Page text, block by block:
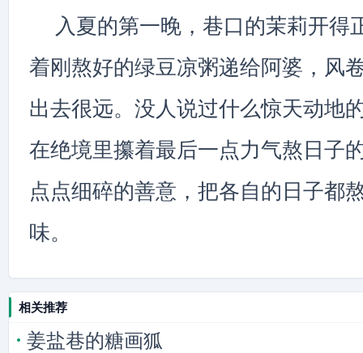
入夏的第一晚，巷口的茉莉开得
着刚熬好的绿豆凉粥递给阿婆，风
出去很远。没人说过什么惊天动地
在绝境里攥着最后一点力气熬日子
点点细碎的善意，把各自的日子都
味。
相关推荐
姜盐巷的糖画狐